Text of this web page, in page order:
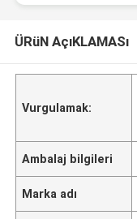
ÜRüN AçıKLAMASı
Vurgulamak:
Ambalaj bilgileri
Marka adı